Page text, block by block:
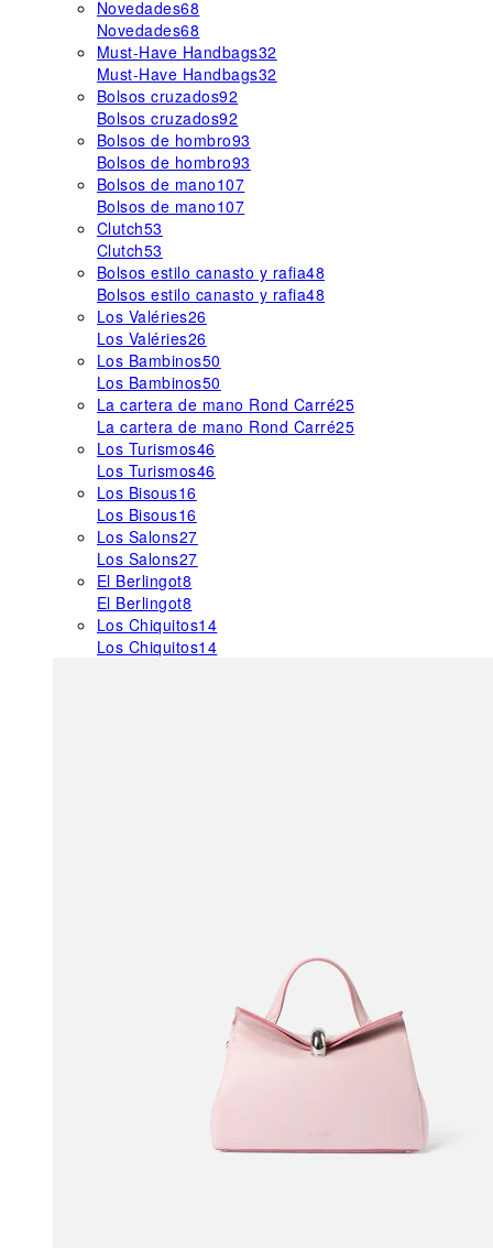
Novedades68
Novedades68
Must-Have Handbags32
Must-Have Handbags32
Bolsos cruzados92
Bolsos cruzados92
Bolsos de hombro93
Bolsos de hombro93
Bolsos de mano107
Bolsos de mano107
Clutch53
Clutch53
Bolsos estilo canasto y rafia48
Bolsos estilo canasto y rafia48
Los Valéries26
Los Valéries26
Los Bambinos50
Los Bambinos50
La cartera de mano Rond Carré25
La cartera de mano Rond Carré25
Los Turismos46
Los Turismos46
Los Bisous16
Los Bisous16
Los Salons27
Los Salons27
El Berlingot8
El Berlingot8
Los Chiquitos14
Los Chiquitos14